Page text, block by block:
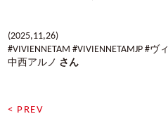
(2025,11,26)
#VIVIENNETAM #VIVIENNETAMJP #
中西アルノ さん
< PREV